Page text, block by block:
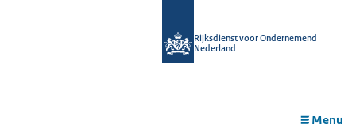
Rijksdienst voor Ondernemend
Nederland
Menu